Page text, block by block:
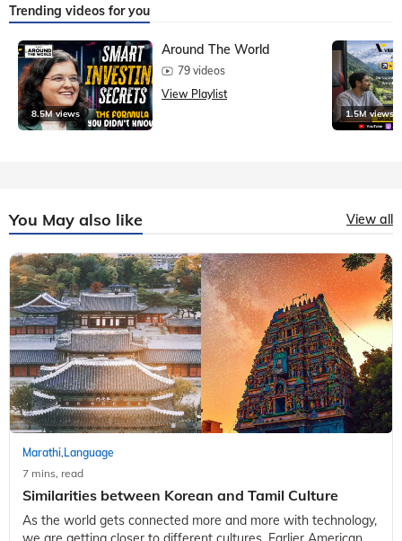
Trending videos for you
8.5M views
Around The World
79 videos
View Playlist
1.5M views
You May also like View all
Marathi, Language
7 mins, read
Similarities between Korean and Tamil Culture
As the world gets connected more and more with technology,